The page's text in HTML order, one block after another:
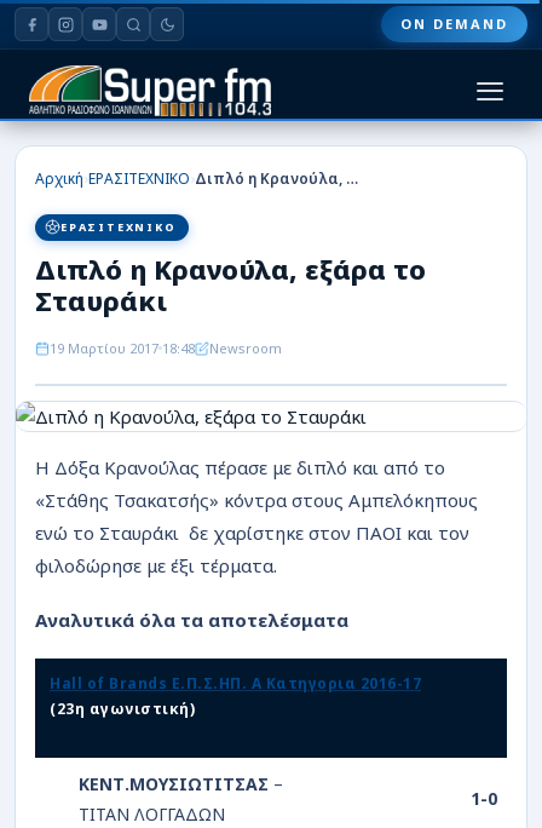
ON DEMAND
HOME
ΠΟΔΟΣΦΑΙΡΟ
ΜΠΑΣΚΕΤ
ΕΙΔΗΣΕΙΣ
ΑΡΘΡΟΓΡΑΦΙΕΣ
ΡΟΗ
Αρχική›ΕΡΑΣΙΤΕΧΝΙΚΟ› Διπλό η Κρανούλα, εξάρα το Σταυράκι
ΕΡΑΣΙΤΕΧΝΙΚΟ
Διπλό η Κρανούλα, εξάρα το
Σταυράκι
19 Μαρτίου 2017 18:48 Newsroom
Η Δόξα Κρανούλας πέρασε με διπλό και από το
«Στάθης Τσακατσής» κόντρα στους Αμπελόκηπους
ενώ το Σταυράκι δε χαρίστηκε στον ΠΑΟΙ και τον
φιλοδώρησε με έξι τέρματα.
Αναλυτικά όλα τα αποτελέσματα
Hall of Brands Ε.Π.Σ.ΗΠ. Α Κατηγορια 2016-17
(23η αγωνιστική)
ΚΕΝΤ.ΜΟΥΣΙΩΤΙΤΣΑΣ –
ΤΙΤΑΝ ΛΟΓΓΑΔΩΝ
1-0